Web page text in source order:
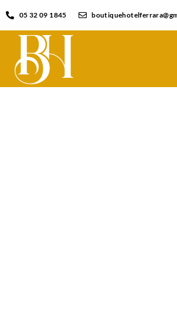
05 32 09 1845